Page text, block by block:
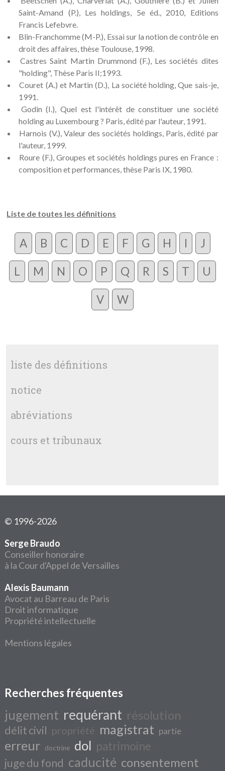
Saint-Amand (P.), Les holdings, 5e éd., 2010, Editions
Francis Lefebvre.
Blin-Franchomme (M-P.), Essai sur la notion de contrôle en
droit des affaires, thèse Toulouse, 1998.
Castres Saint Martin Drummond (F.), Les sociétés dites
"holding", Thèse Paris II;1993.
Couret (A.) et Martin (D.), La société holding, Que sais-je,
1991.
Godin (I.), Quel est l'intérêt de constituer une société
holding au Luxembourg ? Paris, édité par l'auteur, 1991.
Harnois (V.), Valeur des sociétés holdings, Paris, édité par
l'auteur, 1999.
Roure (F.), Groupes et sociétés holdings pures en France :
composition et performances, thèse Paris IX, 1980.
Liste de toutes les définitions
A B C D E F G H I J
L M N O P Q R S T U
V W
liste des définitions
notice
abréviations
cours et tribunaux
© 1996-2026
Serge Braudo
Conseiller honoraire
à la Cour d'Appel de Versailles
Alexis Baumann
Avocat au Barreau de Paris
Droit informatique
Propriété intellectuelle
Mentions légales
Recherches fréquentes
jugement requérant résolution
délit civil propriété magistrat partie
erreur doctrine dol patrimoine
juge du fond caducité consentement